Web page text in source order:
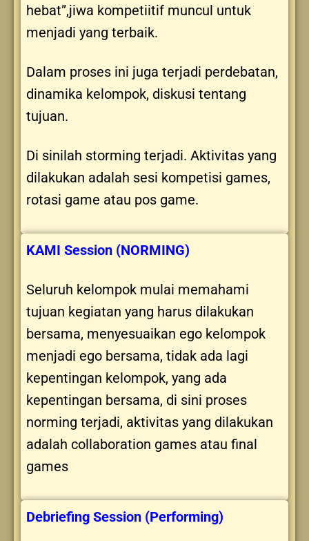
hebat”,jiwa kompetiitif muncul untuk
menjadi yang terbaik.
Dalam proses ini juga terjadi perdebatan,
dinamika kelompok, diskusi tentang
tujuan.
Di sinilah storming terjadi. Aktivitas yang
dilakukan adalah sesi kompetisi games,
rotasi game atau pos game.
KAMI Session (NORMING)
Seluruh kelompok mulai memahami
tujuan kegiatan yang harus dilakukan
bersama, menyesuaikan ego kelompok
menjadi ego bersama, tidak ada lagi
kepentingan kelompok, yang ada
kepentingan bersama, di sini proses
norming terjadi, aktivitas yang dilakukan
adalah collaboration games atau final
games
Debriefing Session (Performing)